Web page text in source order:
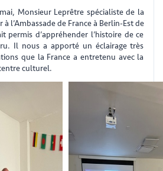
Monsieur Leprêtre spécialiste de la
à l’Ambassade de France à Berlin-Est de
permis d’appréhender l’histoire de ce
Il nous a apporté un éclairage très
que la France a entretenu avec la
culturel.